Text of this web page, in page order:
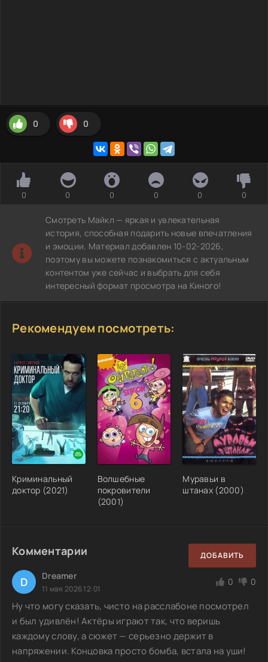
0 0
0 0 0 0 0 0
Смотреть Майкл — яркая и увлекательная
история, способная подарить новые впечатления
и эмоции. Материал добавлен 10-02-2026,
поэтому вы можете познакомиться с актуальным
контентом уже сейчас и выбрать для себя
интересный формат просмотра на Киного!
Рекомендуем посмотреть:
Криминальный
доктор (2021)
Волшебные
покровители
(2001)
Муравьи в
штанах (2000)
Комментарии ДОБАВИТЬ
D Dreamer
11 мая 2026 12:01
0 0
Ну что могу сказать, чисто на расслабоне посмотрел
и был удивлён! Актёры играют так, что веришь
каждому слову, а сюжет — серьезно держит в
напряжении. Концовка просто бомба, встала на уши!